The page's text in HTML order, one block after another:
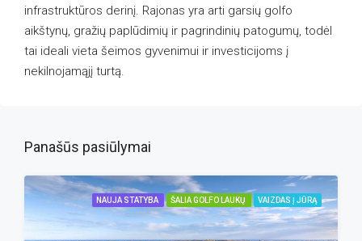
infrastruktūros derinį. Rajonas yra arti garsių golfo
aikštynų, gražių paplūdimių ir pagrindinių patogumų, todėl
tai ideali vieta šeimos gyvenimui ir investicijoms į
nekilnojamąjį turtą.
Panašūs pasiūlymai
NAUJA STATYBA ŠALIA GOLFO LAUKŲ VAIZDAS Į JŪRĄ